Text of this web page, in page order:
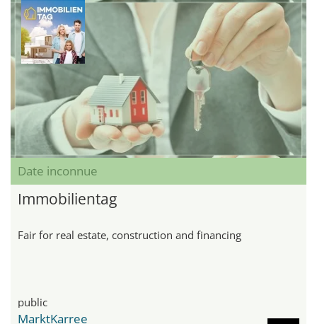
Date inconnue
Immobilientag
Fair for real estate, construction and financing
public
MarktKarree